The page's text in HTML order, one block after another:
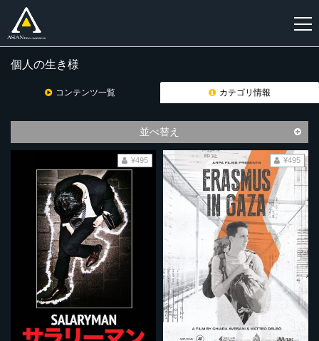
登
個人の生き様
コンテンツ一覧 カテゴリ情報
並べ替え
¥495 ¥495